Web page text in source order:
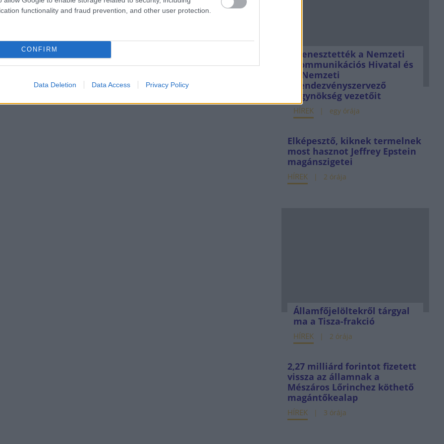
functionality and fraud prevention, and other user protection.
CONFIRM
Data Deletion Data Access Privacy Policy
Menesztették a Nemzeti
Kommunikációs Hivatal és
a Nemzeti
Rendezvényszervező
Ügynökség vezetőit
HÍREK egy órája
Elképesztő, kiknek termelnek
most hasznot Jeffrey Epstein
magánszigetei
HÍREK 2 órája
Államfőjelöltekről tárgyal
ma a Tisza-frakció
HÍREK 2 órája
2,27 milliárd forintot fizetett
vissza az államnak a
Mészáros Lőrinchez köthető
magántőkealap
HÍREK 3 órája